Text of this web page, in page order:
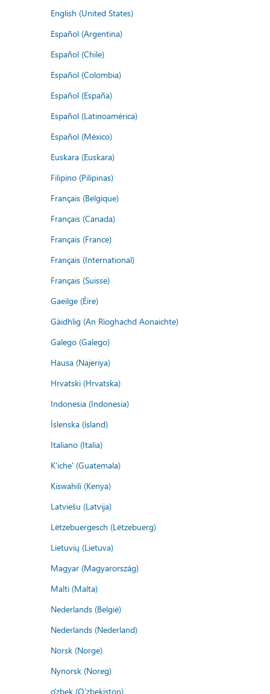
English (United States)
Español (Argentina)
Español (Chile)
Español (Colombia)
Español (España)
Español (Latinoamérica)
Español (México)
Euskara (Euskara)
Filipino (Pilipinas)
Français (Belgique)
Français (Canada)
Français (France)
Français (International)
Français (Suisse)
Gaeilge (Éire)
Gàidhlig (An Rìoghachd Aonaichte)
Galego (Galego)
Hausa (Najeriya)
Hrvatski (Hrvatska)
Indonesia (Indonesia)
Íslenska (ísland)
Italiano (Italia)
K'iche' (Guatemala)
Kiswahili (Kenya)
Latviešu (Latvija)
Lëtzebuergesch (Lëtzebuerg)
Lietuvių (Lietuva)
Magyar (Magyarország)
Malti (Malta)
Nederlands (België)
Nederlands (Nederland)
Norsk (Norge)
Nynorsk (Noreg)
o'zbek (O'zbekiston)